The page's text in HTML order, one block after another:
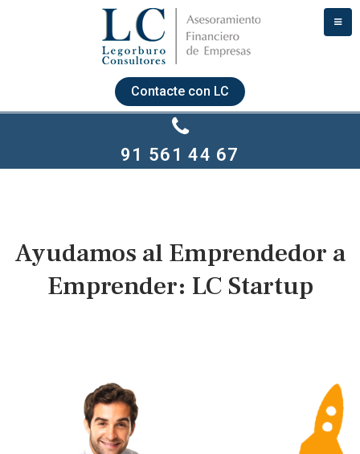
Contacte con LC
91 561 44 67
Ayudamos al Emprendedor a
Emprender: LC Startup